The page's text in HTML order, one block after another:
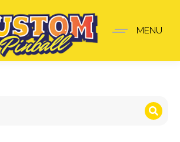
Lord of
MENU